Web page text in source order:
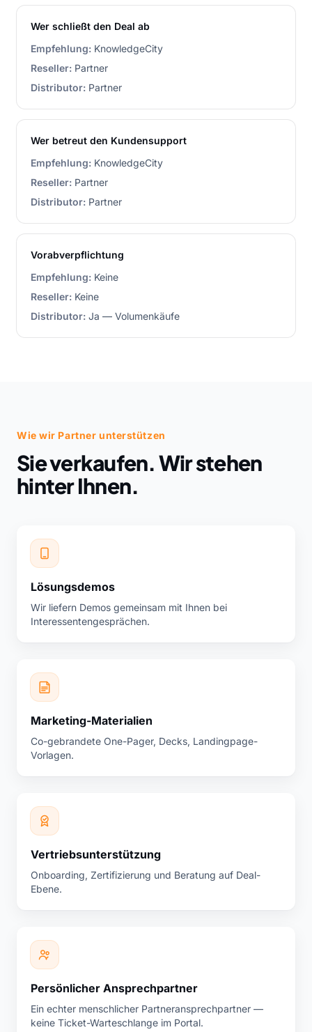
Wer schließt den Deal ab
Empfehlung: KnowledgeCity
Reseller: Partner
Distributor: Partner
Wer betreut den Kundensupport
Empfehlung: KnowledgeCity
Reseller: Partner
Distributor: Partner
Vorabverpflichtung
Empfehlung: Keine
Reseller: Keine
Distributor: Ja — Volumenkäufe
Wie wir Partner unterstützen
Sie verkaufen. Wir stehen
hinter Ihnen.
Lösungsdemos
Wir liefern Demos gemeinsam mit Ihnen bei
Interessentengesprächen.
Marketing-Materialien
Co-gebrandete One-Pager, Decks, Landingpage-
Vorlagen.
Vertriebsunterstützung
Onboarding, Zertifizierung und Beratung auf Deal-
Ebene.
Persönlicher Ansprechpartner
Ein echter menschlicher Partneransprechpartner —
keine Ticket-Warteschlange im Portal.